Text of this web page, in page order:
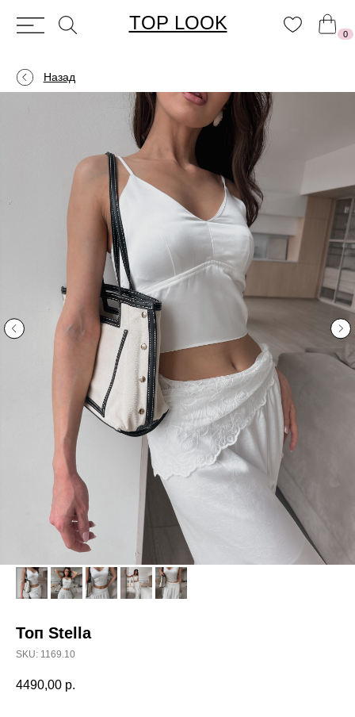
TOP LOOK
Топ Stella
SKU: 1169.10
4490,00 р.